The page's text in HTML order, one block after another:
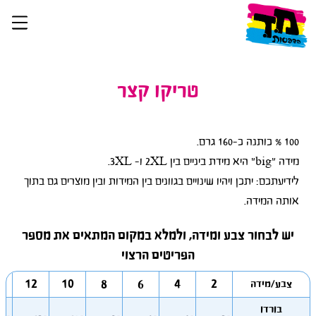
טריקו קצר
לידיעתכם: יתכן ויהיו שינויים בגוונים בין המידות ובין מוצרים גם בתוך
אותה המידה.
יש לבחור צבע ומידה, ולמלא במקום המתאים את מספר
הפריטים הרצוי
צבע/מידה 2
4
6
8
10
12
בורדו